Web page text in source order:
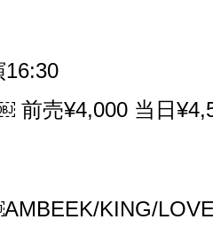
16:30
前売¥4,000 当日
KING/